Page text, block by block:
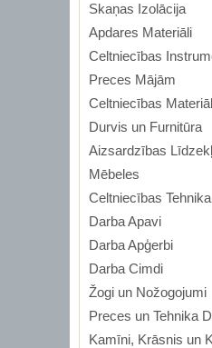
Skaņas Izolācija
Apdares Materiāli
Celtniecības
Preces Mājām
Celtniecības
Durvis un Furnitūra
Aizsardzības
Mēbeles
Celtniecības Tehnika
Darba Apavi
Darba Apģerbi
Darba Cimdi
Žogi un Nožogojumi
Preces un Tehnika
Kamīni, Krāsnis un